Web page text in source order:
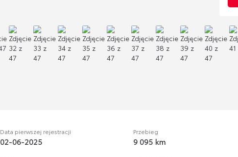
Data pierwszej rejestracji
02-06-2025
Przebieg
9 095 km